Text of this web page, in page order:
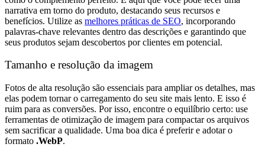
narrativa em torno do produto, destacando seus recursos e
benefícios. Utilize as melhores práticas de SEO, incorporando
palavras-chave relevantes dentro das descrições e garantindo que
seus produtos sejam descobertos por clientes em potencial.
Tamanho e resolução da imagem
Fotos de alta resolução são essenciais para ampliar os detalhes, mas
elas podem tornar o carregamento do seu site mais lento. E isso é
ruim para as conversões. Por isso, encontre o equilíbrio certo: use
ferramentas de otimização de imagem para compactar os arquivos
sem sacrificar a qualidade. Uma boa dica é preferir e adotar o
formato .WebP.